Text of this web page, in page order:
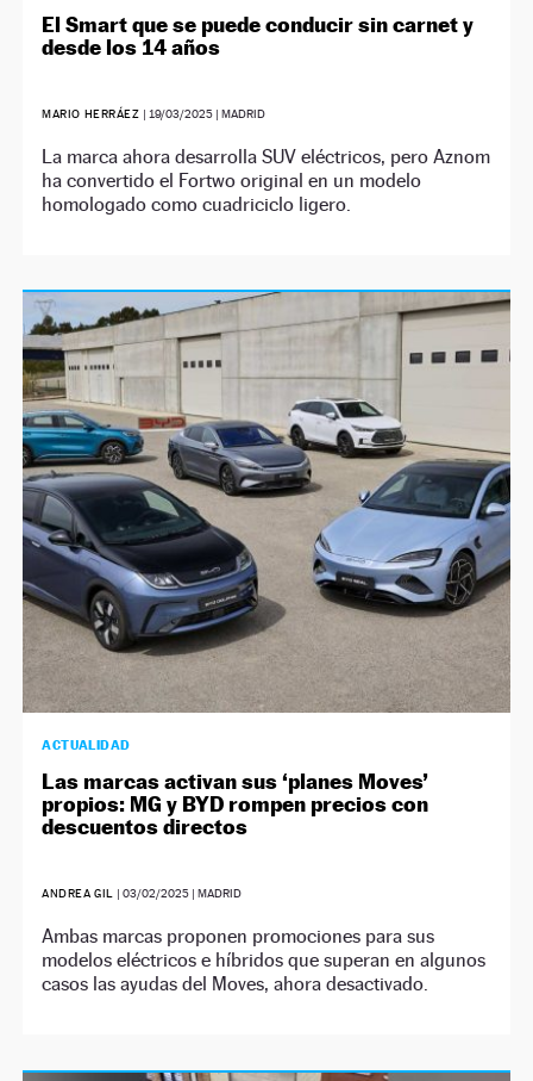
El Smart que se puede conducir sin carnet y
desde los 14 años
MARIO HERRÁEZ | 19/03/2025 | MADRID
La marca ahora desarrolla SUV eléctricos, pero Aznom
ha convertido el Fortwo original en un modelo
homologado como cuadriciclo ligero.
ACTUALIDAD
Las marcas activan sus ‘planes Moves’
propios: MG y BYD rompen precios con
descuentos directos
ANDREA GIL |03/02/2025 | MADRID
Ambas marcas proponen promociones para sus
modelos eléctricos e híbridos que superan en algunos
casos las ayudas del Moves, ahora desactivado.